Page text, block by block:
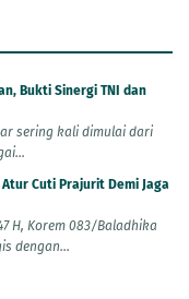
Bukti Sinergi TNI dan
sering kali dimulai dari
Cuti Prajurit Demi Jaga
H, Korem 083/Baladhika
dengan...